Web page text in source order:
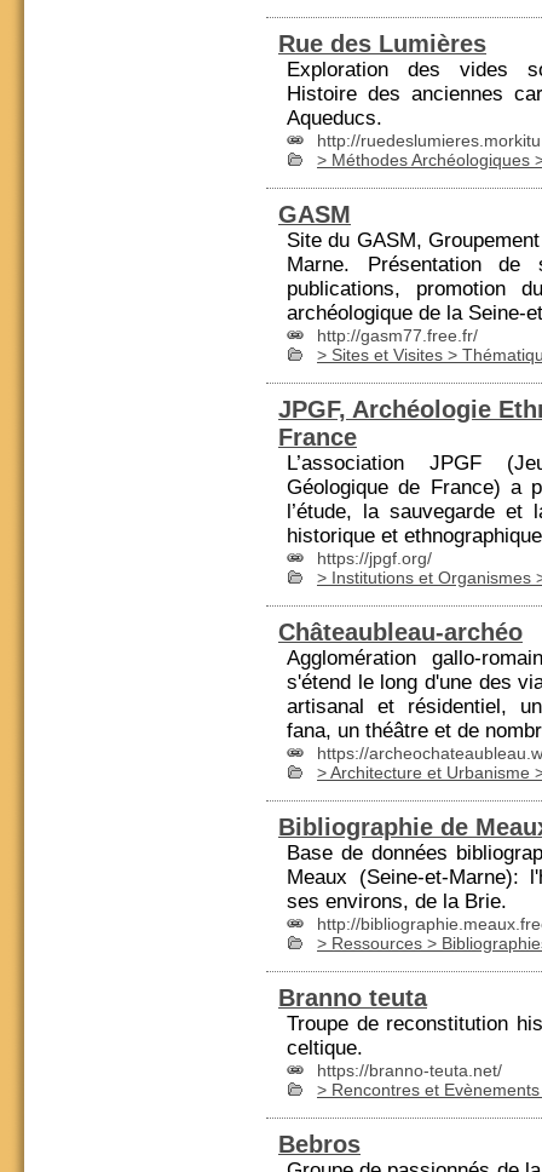
Rue des Lumières
Exploration des vides
Histoire des anciennes
Aqueducs.
http://
> Méthodes Archéologiques
GASM
Site du GASM,
Marne. Présentation
publications, promotion
archéologique de la Seine-
http://gasm77.free.fr/
> Sites et Visites >
JPGF, Archéologie
France
L’association JPGF
Géologique de France) a
l’étude, la sauvegarde et
historique et
https://jpgf.org/
> Institutions et Organismes
Châteaubleau-archéo
Agglomération gallo-
s'étend le long d'une des
artisanal et résidentiel,
fana, un théâtre et de
https://
> Architecture et Urbanisme
Bibliographie de
Base de données
Meaux (Seine-et-Marne):
ses environs, de la Brie.
http://
> Ressources >
Branno teuta
Troupe de reconstitution
celtique.
https://branno-teuta.net/
> Rencontres et
Bebros